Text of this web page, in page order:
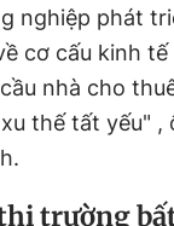
nghiệp phát
cơ cấu kinh tế
nhà cho
thế tất yếu" ,
trường